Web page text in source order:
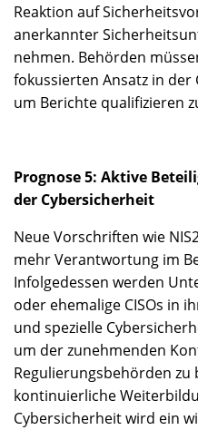
Reaktion auf
anerkannter
nehmen. Behörden
fokussierten Ansatz in
um Berichte qualifizieren
Prognose 5: Aktive
der Cybersicherheit
Neue Vorschriften wie
mehr Verantwortung im
Infolgedessen werden
oder ehemalige CISOs in
und spezielle
um der zunehmenden
Regulierungsbehörden zu
kontinuierliche
Cybersicherheit wird ein